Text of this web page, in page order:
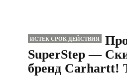
ИСТЕК СРОК ДЕЙСТВИЯ
SuperStep —
бренд Carhartt!